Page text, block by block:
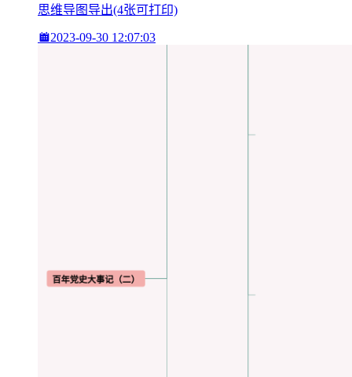
思维导图导出(4张可打印)
2023-09-30 12:07:03